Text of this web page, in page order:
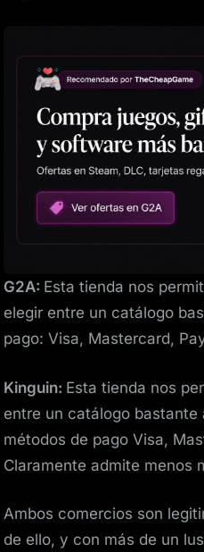
G2A: Esta tienda nos
elegir entre un catálogo
pago: Visa, Mastercard,
Kinguin: Esta tienda nos
entre un catálogo bastante
métodos de pago Visa,
Claramente admite menos
Ambos comercios son
de ello, y con más de un